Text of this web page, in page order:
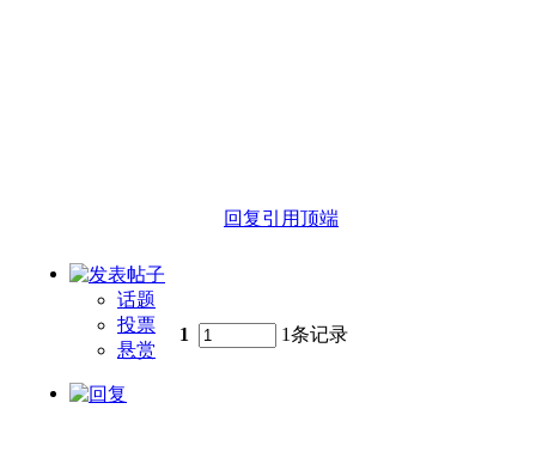
回复引用顶端
话题
投票
悬赏
1 1条记录